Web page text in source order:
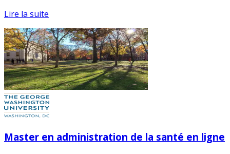
Lire la suite
Master en administration de la santé en ligne